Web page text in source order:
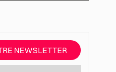
NEWSLETTER